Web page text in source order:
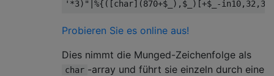
'*3)" |%{([char](870+$_ ), $_ )[+$_ -in10, 32 , 33
Probieren Sie es online aus!
Dies nimmt die Munged-Zeichenfolge als
char -array und führt sie einzeln durch eine